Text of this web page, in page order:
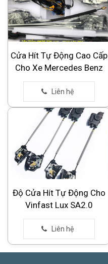
Cửa Hít Tự Động Cao Cấp
Cho Xe Mercedes Benz
Độ Cửa Hít Tự Động Cho
Vinfast Lux SA2.0